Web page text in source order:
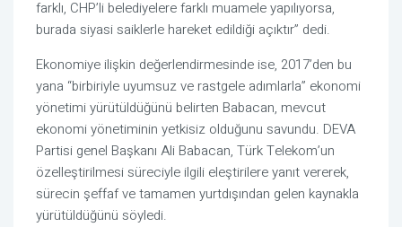
farklı, CHP’li belediyelere farklı muamele yapılıyorsa,
burada siyasi saiklerle hareket edildiği açıktır” dedi.
Ekonomiye ilişkin değerlendirmesinde ise, 2017’den bu
yana “birbiriyle uyumsuz ve rastgele adımlarla” ekonomi
yönetimi yürütüldüğünü belirten Babacan, mevcut
ekonomi yönetiminin yetkisiz olduğunu savundu. DEVA
Partisi genel Başkanı Ali Babacan, Türk Telekom’un
özelleştirilmesi süreciyle ilgili eleştirilere yanıt vererek,
sürecin şeffaf ve tamamen yurtdışından gelen kaynakla
yürütüldüğünü söyledi.